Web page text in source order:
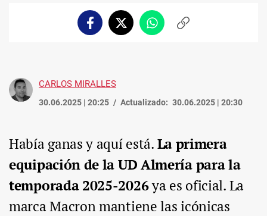
FacebookTwitterWhatsappCopiar
CARLOS MIRALLES
30.06.2025 | 20:25 Actualizado: 30.06.2025 | 20:30
Había ganas y aquí está.La primera
equipación de la UD Almería para la
temporada 2025-2026ya es oficial. La
marca Macron mantiene las icónicas